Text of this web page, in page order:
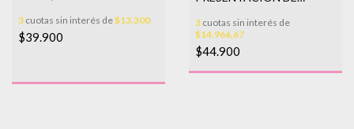
3 cuotas sin interés de$13.300
$39.900
3 cuotas sin interés de
$14.966,67
$44.900